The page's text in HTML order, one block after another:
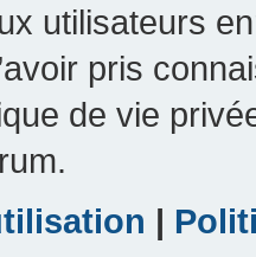
utilisateurs
pris
de vie
|